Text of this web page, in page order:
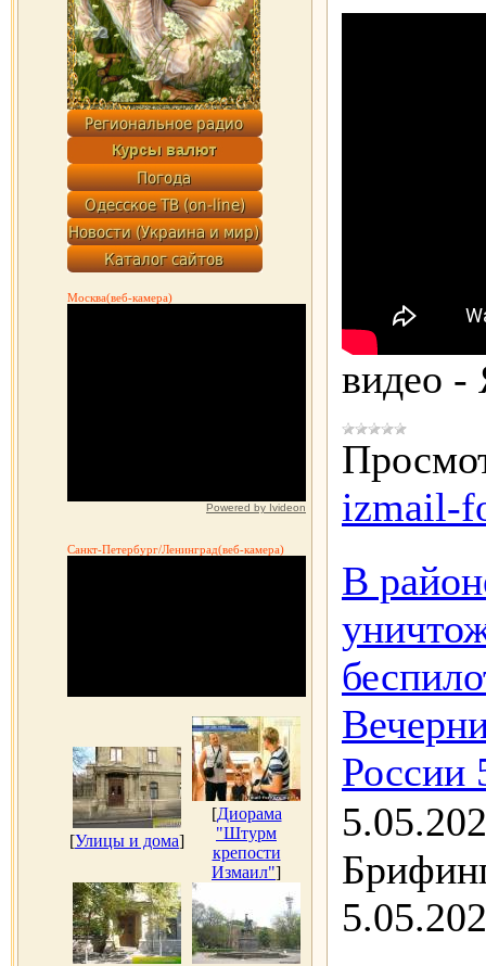
Москва(веб-камера)
Powered by Ivideon
Санкт-Петербург/Ленинград(веб-камера)
[Улицы и дома]
[Диорама
"Штурм
крепости
Измаил"]
видео -
izmail-
В
России